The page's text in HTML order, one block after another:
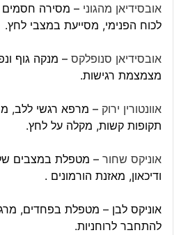
אובסידיאן מהגוני – מסירה חסמים
לכוח הפנימי, מסייעת במצבי לחץ.
אובסידיאן סנופלקס – מנקה גוף
מצמצמת רגישות.
אוונטורין ירוק – מרפא רגשי ללב,
תקופות קשות, מקלה על לחץ.
אוניקס שחור – מטפלת במצבים
ודיכאון, מאזנת הורמונים .
אוניקס לבן – מטפלת בפחדים,
להתחבר לרוחניות.